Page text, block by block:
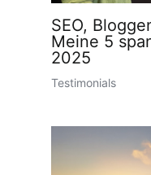
SEO,
Meine 5
2025
Testimonials